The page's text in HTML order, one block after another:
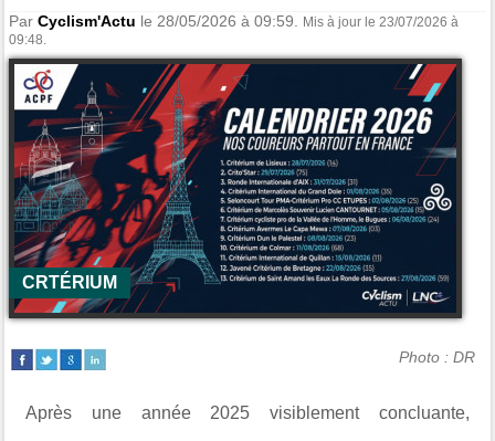
ParCyclism'Actu le 28/05/2026 à 09:59.
Mis à jour le 23/07/2026 à
09:48.
CRTÉRIUM
Photo : DR
Après une année 2025 visiblement concluante,